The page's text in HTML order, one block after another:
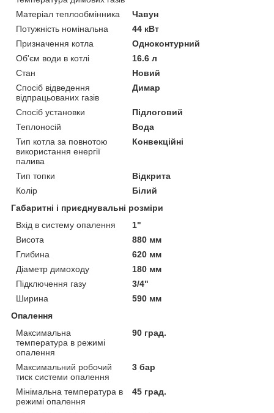
Матеріал теплообмінника
Чавун
Потужність номінальна
44 кВт
Призначення котла
Одноконтурний
Об'єм води в котлі
16.6 л
Стан
Новий
Спосіб відведення
відпрацьованих газів
Димар
Спосіб установки
Підлоговий
Теплоносій
Вода
Тип котла за повнотою
використання енергії
палива
Конвекційні
Тип топки
Відкрита
Колір
Білий
Габаритні і приєднувальні розміри
Вхід в систему опалення
1"
Висота
880 мм
Глибина
620 мм
Діаметр димоходу
180 мм
Підключення газу
3/4"
Ширина
590 мм
Опалення
Максимальна
температура в режимі
опалення
90 град.
Максимальний робочий
тиск системи опалення
3 бар
Мінімальна температура в
режимі опалення
45 град.